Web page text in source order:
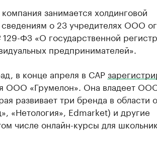
занимается холдинговой
сведениям о 23 учредителях ООО
ФЗ «О государственной
предпринимателей».
в конце апреля в САР
ООО «Грумелон». Она владеет
развивает три бренда в области
«Нетология», Edmarket) и другие
числе онлайн-курсы для